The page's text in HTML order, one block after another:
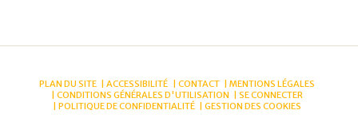
PLAN DU SITE ACCESSIBILITÉ CONTACT
MENTIONS LÉGALES
CONDITIONS GÉNÉRALES D'UTILISATION
SE CONNECTER
POLITIQUE DE CONFIDENTIALITÉ
GESTION DES COOKIES